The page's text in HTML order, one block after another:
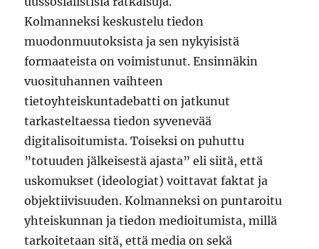
Kolmanneksi keskustelu tiedon
muodonmuutoksista ja sen nykyisistä
formaateista on voimistunut. Ensinnäkin
vuosituhannen vaihteen
tietoyhteiskuntadebatti on jatkunut
tarkasteltaessa tiedon syvenevää
digitalisoitumista. Toiseksi on puhuttu
”totuuden jälkeisestä ajasta” eli siitä, että
uskomukset (ideologiat) voittavat faktat ja
objektiivisuuden. Kolmanneksi on puntaroitu
yhteiskunnan ja tiedon medioitumista, millä
tarkoitetaan sitä, että media on sekä